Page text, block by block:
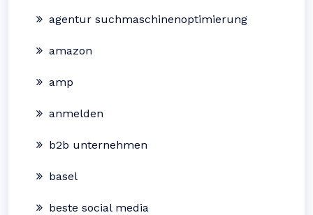
agentur suchmaschinenoptimierung
amazon
amp
anmelden
b2b unternehmen
basel
beste social media